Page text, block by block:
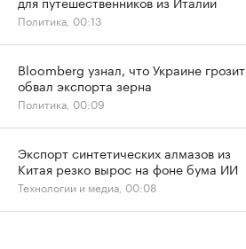
Политика, 00:13
Bloomberg узнал, что Украине грозит
обвал экспорта зерна
Политика, 00:09
Экспорт синтетических алмазов из
Китая резко вырос на фоне бума ИИ
Технологии и медиа, 00:08